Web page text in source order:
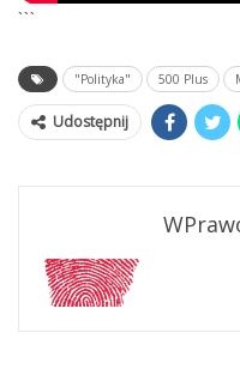
```
"Polityka" 500 Plus
Udostępnij